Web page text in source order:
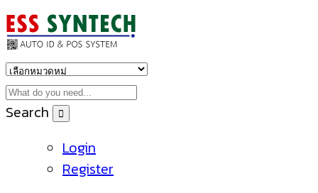
Search
Login
Register